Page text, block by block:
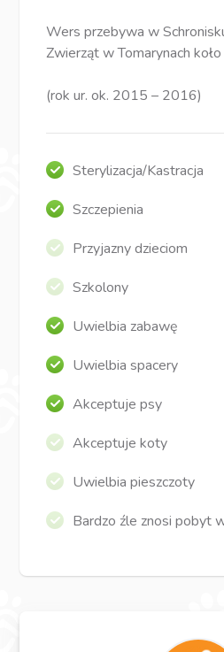
Wers przebywa w
Zwierząt w Tomarynach
(rok ur. ok. 2015 – 2016)
Sterylizacja/Kastracja
Szczepienia
Przyjazny dzieciom
Szkolony
Uwielbia zabawę
Uwielbia spacery
Akceptuje psy
Akceptuje koty
Uwielbia pieszczoty
Bardzo źle znosi pobyt